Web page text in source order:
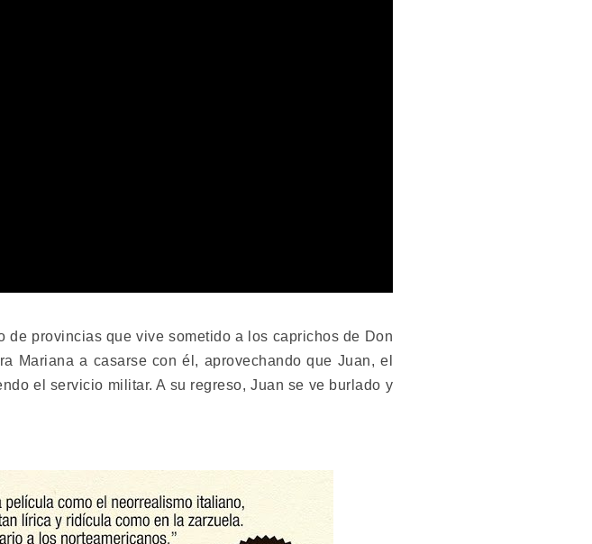
de provincias que vive sometido a los caprichos de Don
Mariana a casarse con él, aprovechando que Juan, el
el servicio militar. A su regreso, Juan se ve burlado y